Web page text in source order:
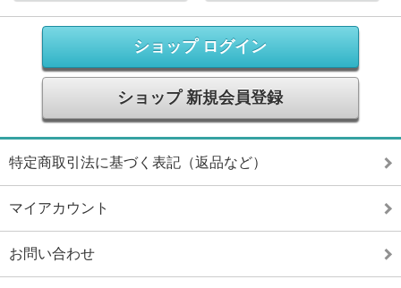
ショップ ログイン
ショップ 新規会員登録
特定商取引法に基づく表記（返品など）
マイアカウント
お問い合わせ